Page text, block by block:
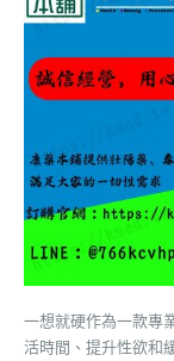
一想就硬作為一款專
活時間、提升性欲和